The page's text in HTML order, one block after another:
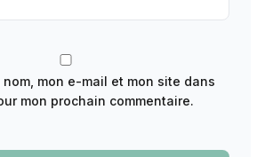
nom, mon e-mail et mon site dans
mon prochain commentaire.